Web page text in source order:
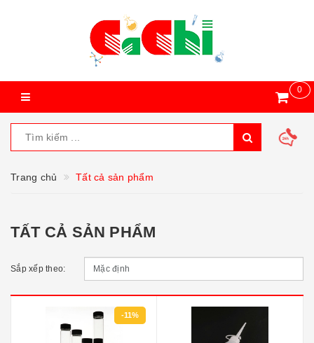
0
Trang chủ Tất cả sản phẩm
TẤT CẢ SẢN PHẨM
Sắp xếp theo:
-11%